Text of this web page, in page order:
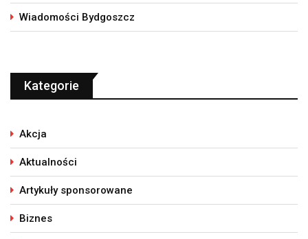
Wiadomości Bydgoszcz
Kategorie
Akcja
Aktualności
Artykuły sponsorowane
Biznes